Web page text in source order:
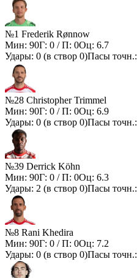
№1 Frederik Rønnow
Мин: 90Г: 0 / П: 0Оц: 6.7
Удары: 0 (в створ 0)Пасы точн.:
№28 Christopher Trimmel
Мин: 90Г: 0 / П: 0Оц: 6.9
Удары: 0 (в створ 0)Пасы точн.:
№39 Derrick Köhn
Мин: 90Г: 0 / П: 0Оц: 6.3
Удары: 2 (в створ 0)Пасы точн.:
№8 Rani Khedira
Мин: 90Г: 0 / П: 0Оц: 7.2
Удары: 0 (в створ 0)Пасы точн.: